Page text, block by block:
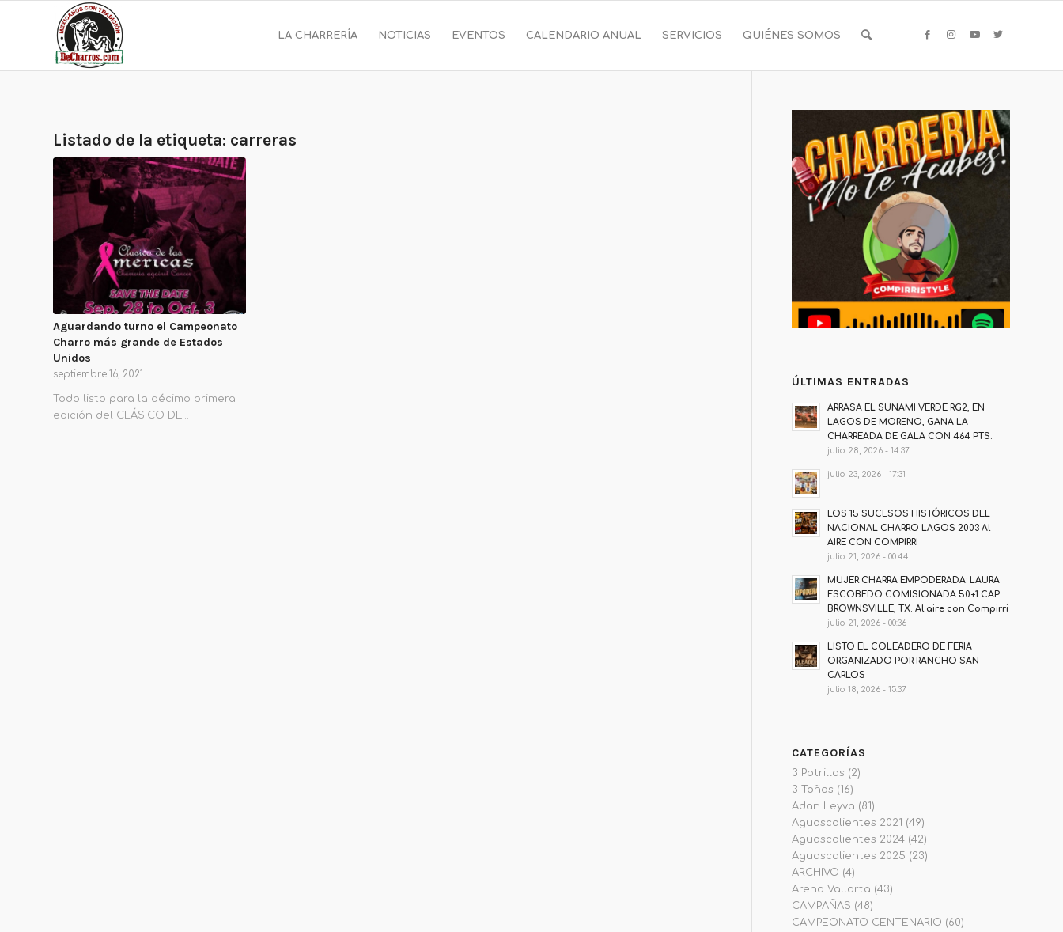
LA CHARRERÍA NOTICIAS EVENTOS CALENDARIO ANUAL SERVICIOS QUIÉNES SOMOS
Listado de la etiqueta: carreras
Aguardando turno el Campeonato
Charro más grande de Estados
Unidos
septiembre 16, 2021
Todo listo para la décimo primera
edición del CLÁSICO DE…
ÚLTIMAS ENTRADAS
ARRASA EL SUNAMI VERDE RG2, EN
LAGOS DE MORENO, GANA LA
CHARREADA DE GALA CON 464 PTS.
julio 28, 2026 - 14:37
julio 23, 2026 - 17:31
LOS 15 SUCESOS HISTÓRICOS DEL
NACIONAL CHARRO LAGOS 2003 Al
AIRE CON COMPIRRI
julio 21, 2026 - 00:44
MUJER CHARRA EMPODERADA: LAURA
ESCOBEDO COMISIONADA 50+1 CAP.
BROWNSVILLE, TX. Al aire con Compirri
julio 21, 2026 - 00:36
LISTO EL COLEADERO DE FERIA
ORGANIZADO POR RANCHO SAN
CARLOS
julio 18, 2026 - 15:37
CATEGORÍAS
3 Potrillos (2)
3 Toños (16)
Adan Leyva (81)
Aguascalientes 2021 (49)
Aguascalientes 2024 (42)
Aguascalientes 2025 (23)
ARCHIVO (4)
Arena Vallarta (43)
CAMPAÑAS (48)
CAMPEONATO CENTENARIO (60)